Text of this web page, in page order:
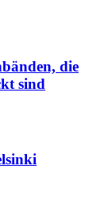
die
sind